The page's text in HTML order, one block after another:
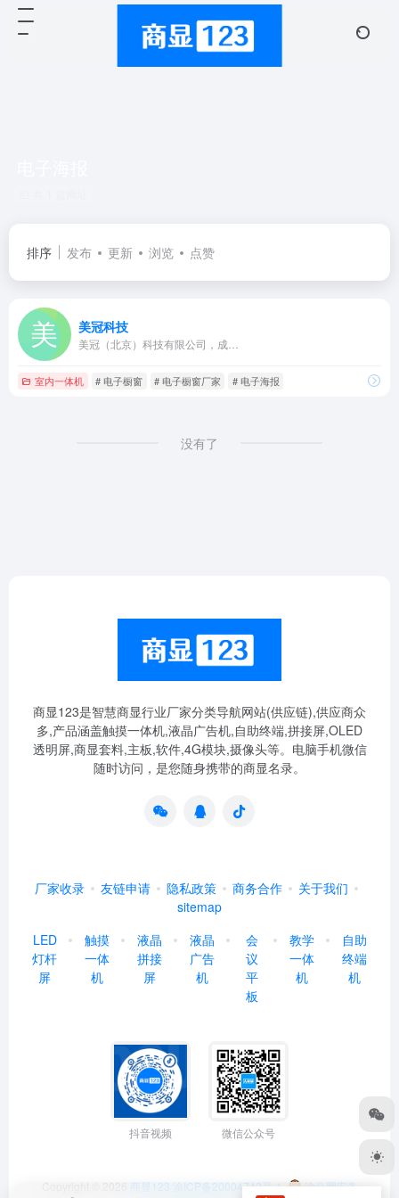
排序 发布 更新 浏览 点赞
美冠科技
美冠（北京）科技有限公司，成…
室内一体机 # 电子橱窗 # 电子橱窗厂家 # 电子海报
没有了
商显123是智慧商显行业厂家分类导航网站(供应链),供应商众
多,产品涵盖触摸一体机,液晶广告机,自助终端,拼接屏,OLED
透明屏,商显套料,主板,软件,4G模块,摄像头等。电脑手机微信
随时访问，是您随身携带的商显名录。
厂家收录 友链申请 隐私政策 商务合作
关于我们
sitemap
LED
灯杆
屏
触摸
一体
机
液晶
拼接
屏
液晶
广告
机
会
议
平
板
教学
一体
机
自助
终端
机
抖音视频 微信公众号
Copyright © 2026 商显123 渝ICP备20004742号-1
渝公网安备